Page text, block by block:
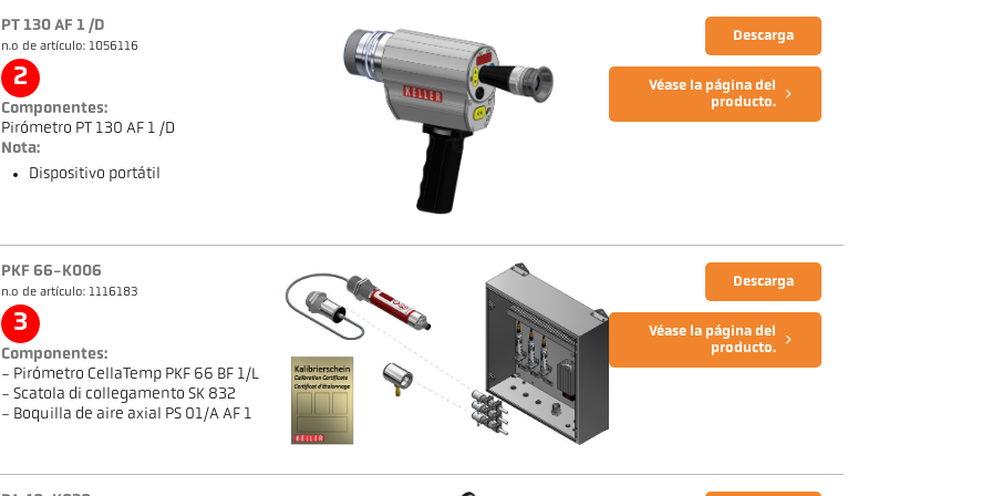
PT 130 AF 1 /D
n.o de artículo: 1056116
2
Componentes:
Pirómetro PT 130 AF 1 /D
Nota:
Dispositivo portátil
Descarga
Véase la página del
producto.
PKF 66-K006
n.o de artículo: 1116183
3
Componentes:
- Pirómetro CellaTemp PKF 66 BF 1/L
- Scatola di collegamento SK 832
- Boquilla de aire axial PS 01/A AF 1
Descarga
Véase la página del
producto.